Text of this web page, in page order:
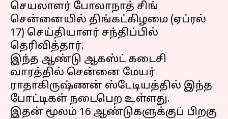
செயலாளர் போலாநாத் சிங்
சென்னையில் திங்கட்கிழமை (ஏப்ரல்
17) செய்தியாளர் சந்திப்பில்
தெரிவித்தார்.
இந்த ஆண்டு ஆகஸ்ட் கடைசி
வாரத்தில் சென்னை மேயர்
ராதாகிருஷ்ணன் ஸ்டேடியத்தில் இந்த
போட்டிகள் நடைபெற உள்ளது.
இதன் மூலம் 16 ஆண்டுகளுக்குப் பிறகு